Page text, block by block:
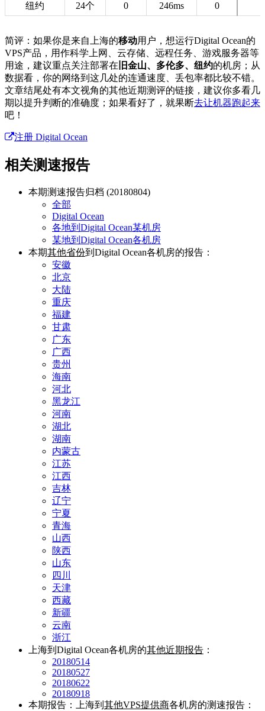
纽约 24个 0 246ms 0
简评：如果你是来自上海的移动用户，想运行Digital Ocean的
VPS产品，用作科学上网、云存储、远程任务、游戏服务器等
用途，建议重点关注部署在 旧金山、多伦多、纽约的机房；从
数据看，你的网络到这几处的连通速度、丢包率都比较不错。
文章结尾处有本文视角的其他近期测评的链接，建议你多看几
期以提升判断的准确度；如果看好了，就果断去让机器跑起来
吧！
注册 Digital Ocean
相关测速报告
本期测速报告归档 (20180804)
全部
Digital Ocean
各地到Digital Ocean某机房
某地到Digital Ocean各机房
本期其他省份到Digital Ocean各机房的报告：
安徽
北京
大陆
重庆
福建
甘肃
广东
广西
贵州
海南
河北
黑龙江
河南
湖北
湖南
内蒙古
江苏
江西
吉林
辽宁
宁夏
青海
山西
陕西
山东
四川
天津
西藏
新疆
云南
浙江
上海到Digital Ocean各机房的其他近期报告 ：
20180514
20180527
20180622
20180918
本期报告：上海到 其他VPS提供商各机房的测速报告：